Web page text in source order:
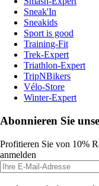
Sneak'In
Sneakids
Sport is good
Training-Fit
Trek-Expert
Triathlon-Expert
TripNBikers
Vélo-Store
Winter-Expert
Abonnieren Sie
Profitieren Sie von 10%
anmelden